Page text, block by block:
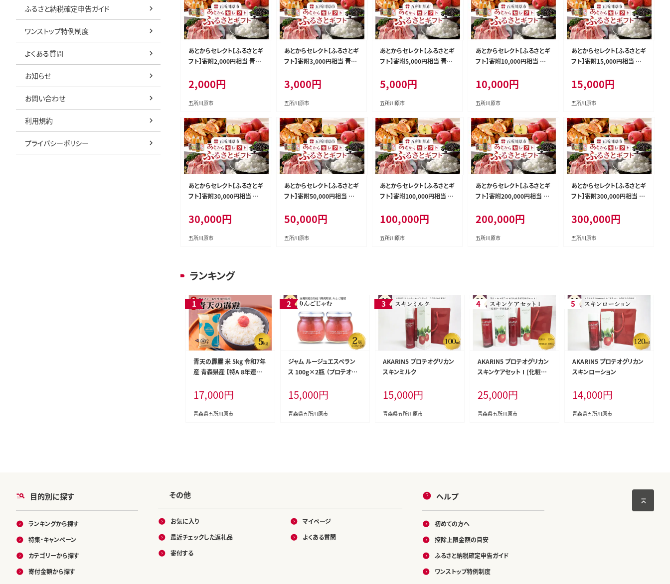
ふるさと納税確定申告ガイド
ワンストップ特例制度
よくある質問
お知らせ
お問い合わせ
利用規約
プライバシーポリシー
あとからセレクト【ふるさとギ
フト】寄附2,000円相当 青森
2,000円
五所川原市
あとからセレクト【ふるさとギ
フト】寄附3,000円相当 青森
3,000円
五所川原市
あとからセレクト【ふるさとギ
フト】寄附5,000円相当 青森
5,000円
五所川原市
あとからセレクト【ふるさとギ
フト】寄附10,000円相当 青
10,000円
五所川原市
あとからセレクト【ふるさとギ
フト】寄附15,000円相当 青
15,000円
五所川原市
あとからセレクト【ふるさとギ
フト】寄附30,000円相当 青
30,000円
五所川原市
あとからセレクト【ふるさとギ
フト】寄附50,000円相当 青
50,000円
五所川原市
あとからセレクト【ふるさとギ
フト】寄附100,000円相当 青
100,000円
五所川原市
あとからセレクト【ふるさとギ
フト】寄附200,000円相当 青
200,000円
五所川原市
あとからセレクト【ふるさとギ
フト】寄附300,000円相当 青
300,000円
五所川原市
ランキング
青天の霹靂 米 5kg 令和7年
産 青森県産 【特A 8年連続
17,000円
青森県五所川原市
ジャム ルージュエスペラン
ス 100g×2瓶 （プロテオグリ
ごジャム）
15,000円
青森県五所川原市
AKARIN5 プロテオグリカン
スキンミルク
15,000円
青森県五所川原市
AKARIN5 プロテオグリカン
スキンケアセットⅠ(化粧水
25,000円
青森県五所川原市
AKARIN5 プロテオグリカン
スキンローション
14,000円
青森県五所川原市
目的別に探す
ランキングから探す
特集・キャンペーン
カテゴリーから探す
寄付金額から探す
その他
お気に入り
最近チェックした返礼品
寄付する
マイページ
よくある質問
ヘルプ
初めての方へ
控除上限金額の目安
ふるさと納税確定申告ガイド
ワンストップ特例制度